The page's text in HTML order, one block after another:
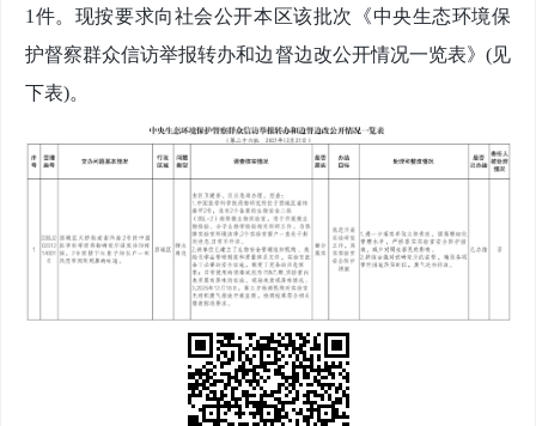
1件。 现按要求向社会公开本区该批次《中央生态环境保
护督察群众信访举报转办和边督边改公开情况一览表》 (见
下表)。